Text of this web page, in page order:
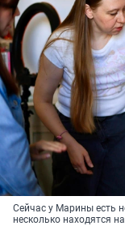
Сейчас у Марины есть
несколько находятся